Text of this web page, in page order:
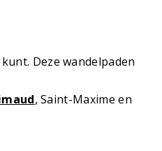
Deze wandelpaden
, Saint-Maxime en